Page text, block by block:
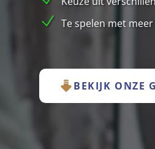
Te spelen met
BEKIJK ONZE